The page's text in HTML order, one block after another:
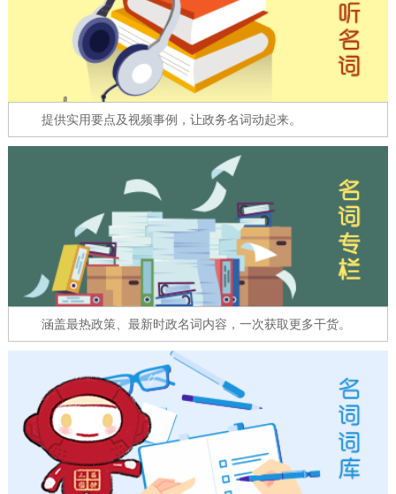
12345网上接诉即办 我要咨询 我要建议
参与调查 在线访谈 图说互动
走进北京
北京概况 十六区概览 人文北京
图说北京 视频北京
多语种
ENGLISH 한국어
DEUTSCH FRANÇAIS РУССКИЙ ЯЗЫК
ESPAÑOL العربية PORTUGUÊS
ITALIANO
提供实用要点及视频事例，让政务名词动起来。
涵盖最热政策、最新时政名词内容，一次获取更多干货。